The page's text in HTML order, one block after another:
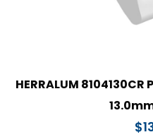
HERRALUM 8104130CR
$